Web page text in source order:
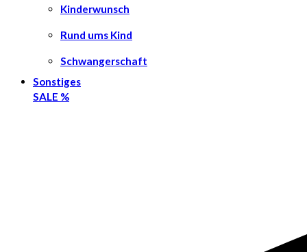
Kinderwunsch
Rund ums Kind
Schwangerschaft
Sonstiges
SALE %